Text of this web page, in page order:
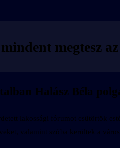
megtesz az
Halász Béla
lakossági fórumot csütörtök
valamint szóba kerültek a